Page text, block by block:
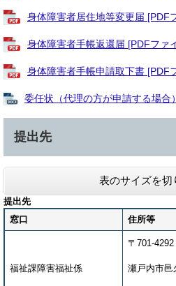
身体障害者居住地等変更届 [PDF
身体障害者手帳返還届 [PDFファ
身体障害者手帳申請取下書 [PDF
委任状（代理の方が申請する場合
提出先
表のサイズを切
提出先
窓口
住所等
福祉課障害福祉係
〒701-4292
瀬戸内市邑